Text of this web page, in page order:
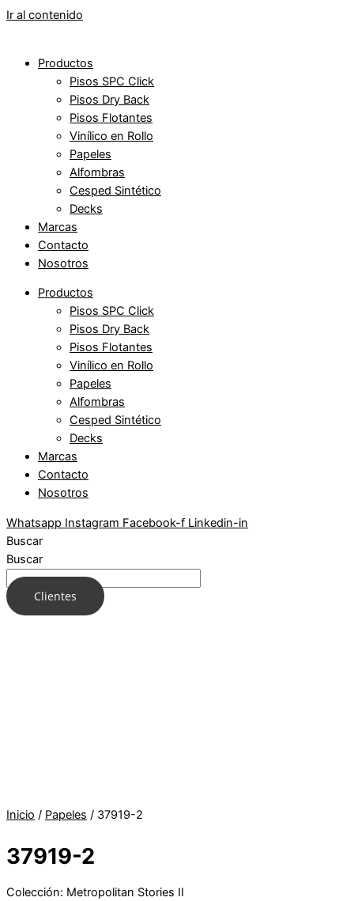
Ir al contenido
Productos
Pisos SPC Click
Pisos Dry Back
Pisos Flotantes
Vinílico en Rollo
Papeles
Alfombras
Cesped Sintético
Decks
Marcas
Contacto
Nosotros
Productos
Pisos SPC Click
Pisos Dry Back
Pisos Flotantes
Vinílico en Rollo
Papeles
Alfombras
Cesped Sintético
Decks
Marcas
Contacto
Nosotros
Whatsapp Instagram Facebook-f Linkedin-in
Buscar
Buscar
Clientes
Inicio / Papeles / 37919-2
37919-2
Colección: Metropolitan Stories II